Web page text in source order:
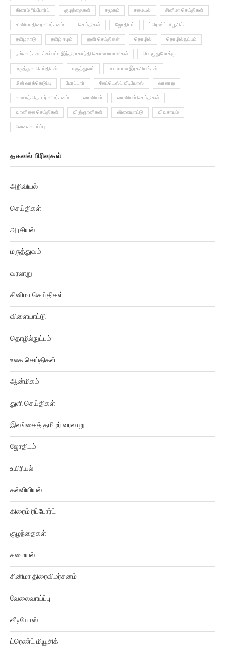
கிரைம் ரிப்போர்ட் குழந்தைகள் சமூகம் சமையல் சினிமா செய்திகள்
சினிமா திரைவிமர்சனம் செய்திகள் ஜோதிடம் ட்ரெண்ட் மியூசிக்
தமிழநாடு தமிழ் ஈழம் துளி செய்திகள் தொழில் தொழில்நுட்பம்
நல்லவர்களாக்கப்பட்ட இந்திராகாந்தி கொலையாளிகள் பொழுதுபோக்கு
மருத்துவ செய்திகள் மருத்துவம் மாயமான இரகசியங்கள்
மின் வாக்கெடுப்பு மோட்டார் லேட்டெஸ்ட் வீடியோஸ் வரலாறு
வலைத் தொடர் விமர்சனம் வானியல் வானியல் செய்திகள்
வானிலை செய்திகள் விஞ்ஞானிகள் விளையாட்டு விவசாயம்
வேலைவாய்ப்பு
தகவல் பிரிவுகள்
அறிவியல்
செய்திகள்
அரசியல்
மருத்துவம்
வரலாறு
சினிமா செய்திகள்
விளையாட்டு
தொழில்நுட்பம்
உலக செய்திகள்
ஆன்மிகம்
துளி செய்திகள்
இலங்கைத் தமிழர் வரலாறு
ஜோதிடம்
உயிரியல்
கல்வியியல்
கிரைம் ரிப்போர்ட்
குழந்தைகள்
சமையல்
சினிமா திரைவிமர்சனம்
வேலைவாய்ப்பு
வீடியோஸ்
ட்ரெண்ட் மியூசிக்